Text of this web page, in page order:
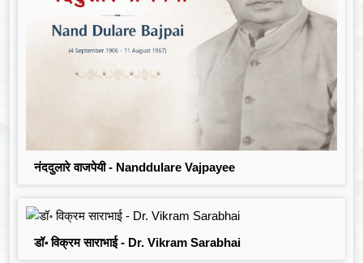
नंददुलारे वाजपेयी - Nanddulare Vajpayee
डॉ॰ विक्रम साराभाई - Dr. Vikram Sarabhai